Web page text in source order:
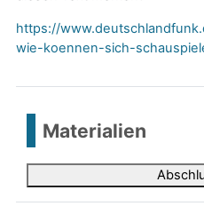
i
https://
wie-koennen-sich-
Materialien